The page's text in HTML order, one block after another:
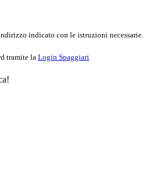
indicato con le istruzioni necessarie.
tramite la Login Spaggiari